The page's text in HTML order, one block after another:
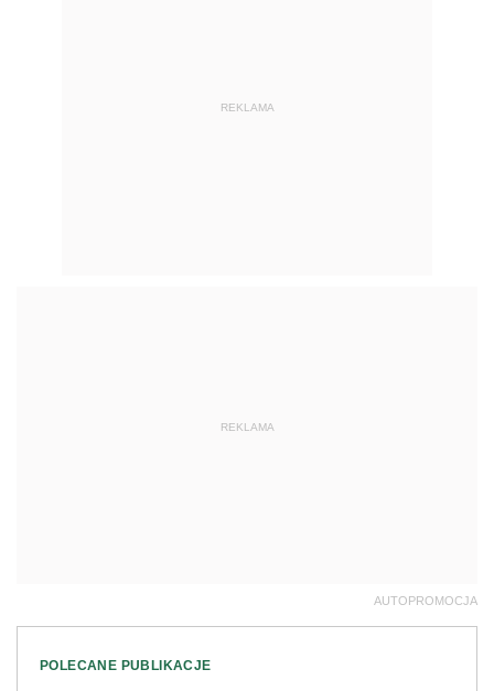
REKLAMA
REKLAMA
AUTOPROMOCJA
POLECANE PUBLIKACJE